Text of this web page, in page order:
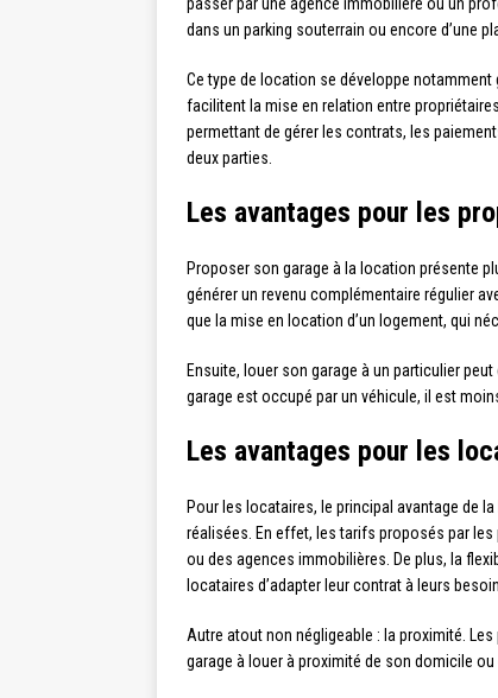
dans un parking souterrain ou encore d’une
Ce type de location se développe
facilitent la mise en relation entre
permettant de gérer les contrats, les
deux parties.
Les avantages pour les
Proposer son garage à la location présente
générer un revenu complémentaire régulier
que la mise en location d’un logement, qui
Ensuite, louer son garage à un particulier
garage est occupé par un véhicule, il est
Les avantages pour les
Pour les locataires, le principal avantage de
réalisées. En effet, les tarifs proposés par
ou des agences immobilières. De plus, la
locataires d’adapter leur contrat à leurs
Autre atout non négligeable : la proximité.
garage à louer à proximité de son domicile